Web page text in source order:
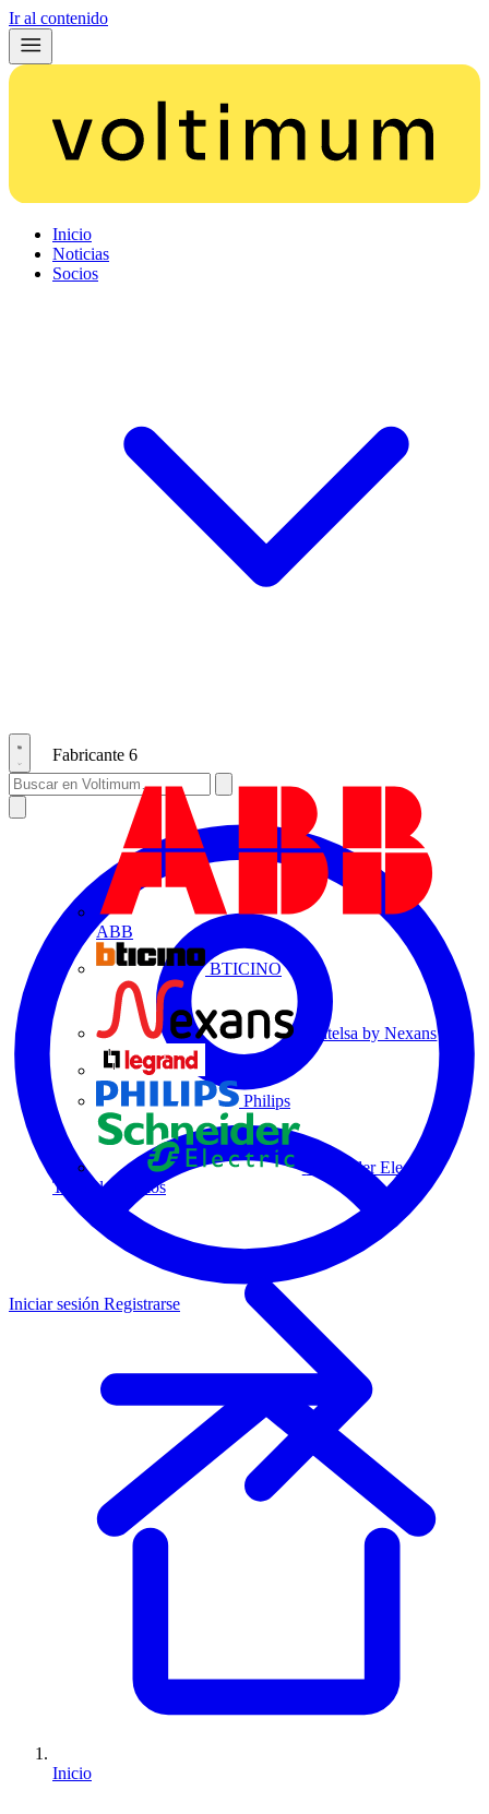
Ir al contenido
Inicio
Noticias
Socios
Fabricante 6
ABB
BTICINO
Centelsa by Nexans
Philips
Schneider Electric
Todos los socios
Iniciar sesión Registrarse
Inicio